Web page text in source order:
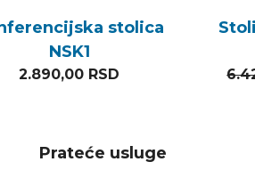
stolica
NSK1
2.890,00 RSD
Prateće usluge